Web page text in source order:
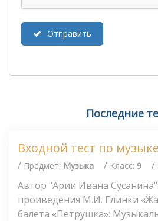
Отправить
Последние
Входной тест по
/ Предмет: Музыка / Класс: 9 /
Автор "Арии Ивана
проиведения М.И. Глинки
балета «Петрушка»: